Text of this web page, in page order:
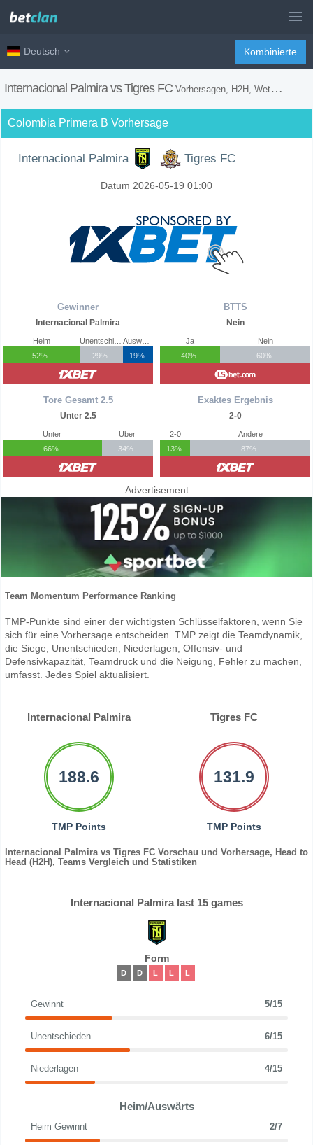
Deutsch Kombinierte
Internacional Palmira vs Tigres FC Vorhersagen, H2H, Wetten Tipps und Spiel Vorschau
Colombia Primera B Vorhersage
Internacional Palmira Tigres FC
Datum 2026-05-19 01:00
Gewinner
Internacional Palmira
Heim
52%
29%
19%
Tore Gesamt 2.5
Unter 2.5
Unter
66%
Über
34%
BTTS
Nein
Ja
40%
Nein
60%
Exaktes Ergebnis
2-0
2-0
13%
Andere
87%
Advertisement
Team Momentum Performance Ranking
TMP-Punkte sind einer der wichtigsten Schlüsselfaktoren, wenn Sie
sich für eine Vorhersage entscheiden. TMP zeigt die Teamdynamik,
die Siege, Unentschieden, Niederlagen, Offensiv- und
Defensivkapazität, Teamdruck und die Neigung, Fehler zu machen,
umfasst. Jedes Spiel aktualisiert.
Internacional Palmira Tigres FC
188.6
TMP Points
131.9
TMP Points
Internacional Palmira vs Tigres FC Vorschau und Vorhersage, Head to
Head (H2H), Teams Vergleich und Statistiken
Internacional Palmira last 15 games
Form
D D L L L
Gewinnt 5/15
Unentschieden 6/15
Niederlagen 4/15
Heim/Auswärts
Heim Gewinnt 2/7